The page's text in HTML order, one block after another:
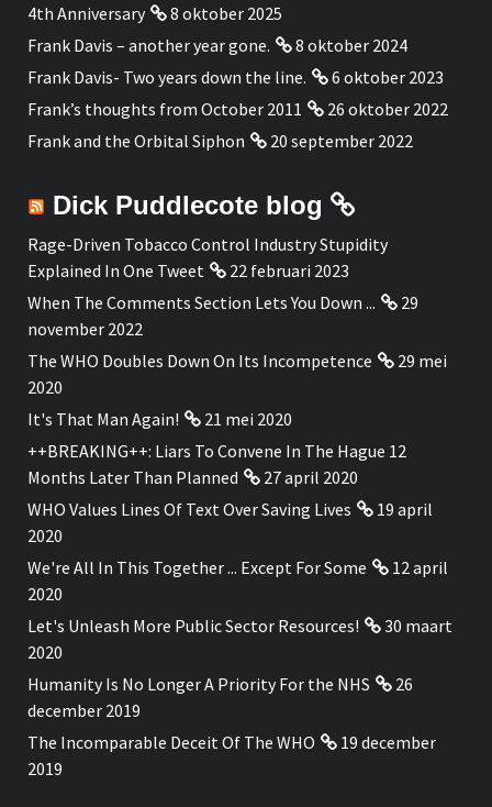
4th Anniversary
8 oktober 2025
Frank Davis – another year gone.
8 oktober 2024
Frank Davis- Two years down the line.
6 oktober 2023
Frank’s thoughts from October 2011
26 oktober 2022
Frank and the Orbital Siphon
20 september 2022
Dick Puddlecote blog
Rage-Driven Tobacco Control Industry Stupidity
Explained In One Tweet
22 februari 2023
When The Comments Section Lets You Down ...
29
november 2022
The WHO Doubles Down On Its Incompetence
29 mei
2020
It's That Man Again!
21 mei 2020
++BREAKING++: Liars To Convene In The Hague 12
Months Later Than Planned
27 april 2020
WHO Values Lines Of Text Over Saving Lives
19 april
2020
We're All In This Together ... Except For Some
12 april
2020
Let's Unleash More Public Sector Resources!
30 maart
2020
Humanity Is No Longer A Priority For the NHS
26
december 2019
The Incomparable Deceit Of The WHO
19 december
2019